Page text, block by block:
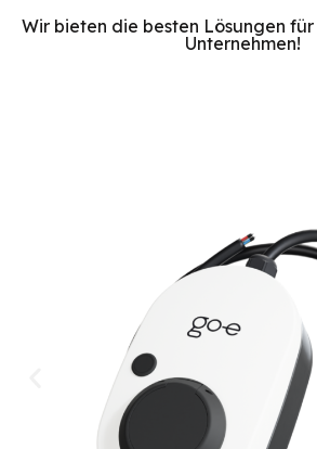
Wir bieten die besten Lösungen
Unternehmen!